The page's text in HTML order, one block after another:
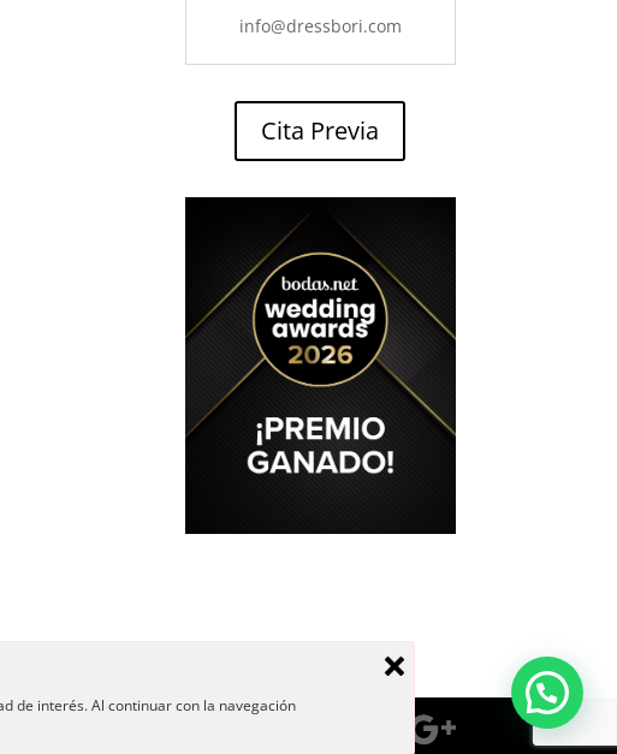
info@dressbori.com
Cita Previa
de interés. Al continuar con la navegación